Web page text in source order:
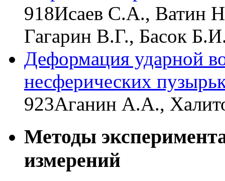
918Исаев С.А., Ватин
Гагарин В.Г., Басок
Деформация ударной
несферических
923Аганин A.A.,
Методы
измерений